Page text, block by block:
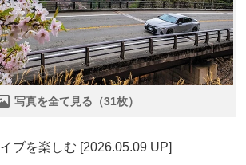
写真を全て見る（31枚）
ブを楽しむ [2026.05.09 UP]